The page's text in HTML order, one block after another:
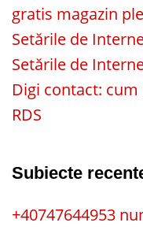
gratis magazin
Setările de
Setările de
Digi contact:
RDS
Subiecte
+40747644953